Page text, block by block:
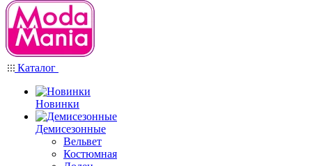
Каталог
Новинки
Демисезонные
Вельвет
Костюмная